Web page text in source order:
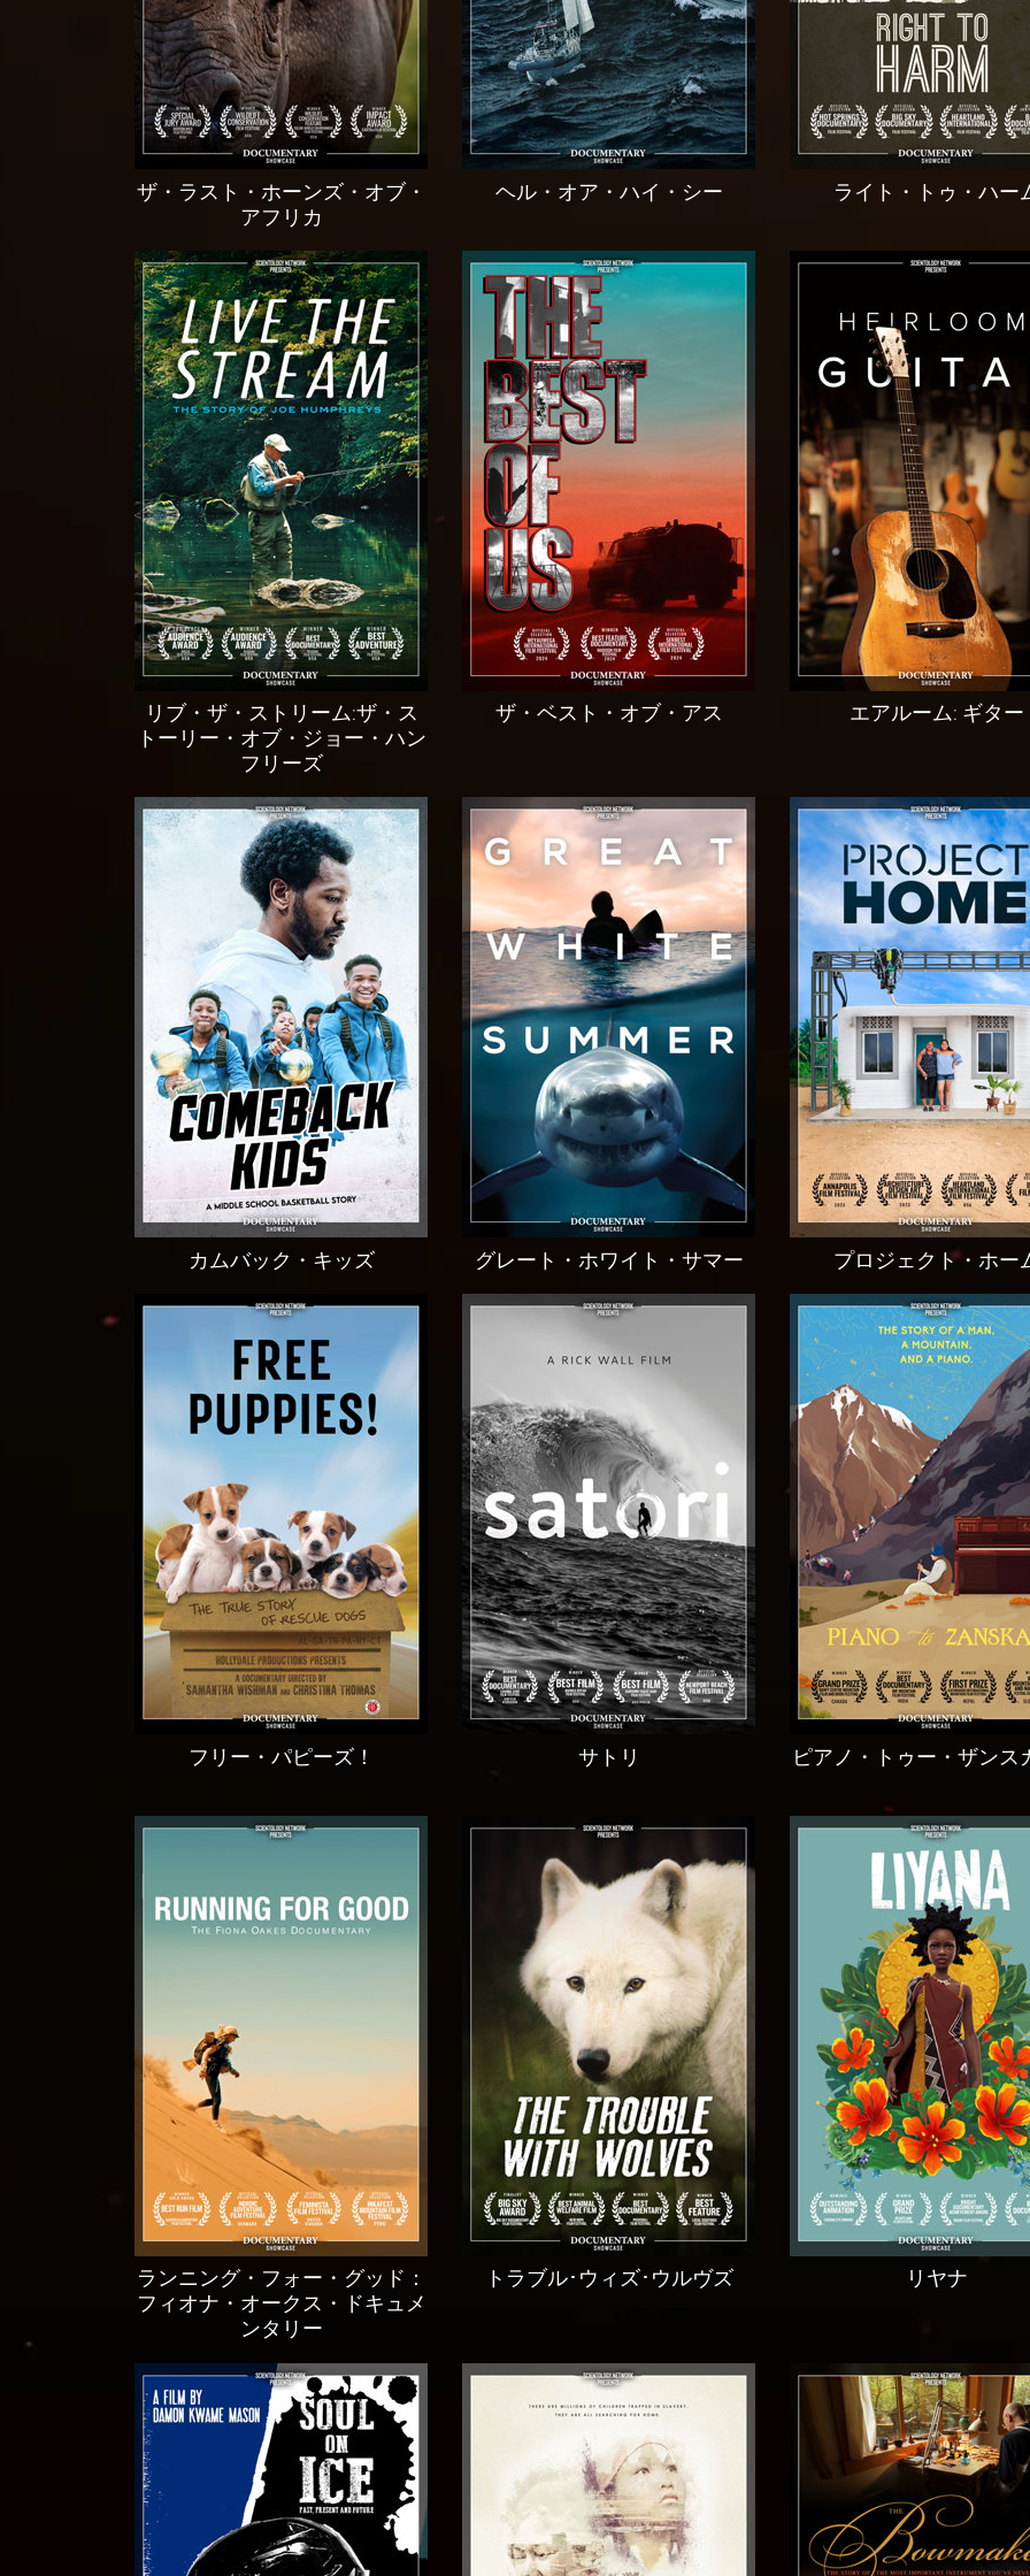
ザ・ラスト・ホーンズ・オブ・
アフリカ
ヘル・オア・ハイ・シー ライト・トゥ・ハー
リブ・ザ・ストリーム:ザ・ス
トーリー・オブ・ジョー・ハン
フリーズ
ザ・ベスト・オブ・アス エアルーム: ギター
カムバック・キッズ グレート・ホワイト・サマー プロジェクト・ホー
フリー・パピーズ！ サトリ ピアノ・トゥー・ザンス
ランニング・フォー・グッド：
フィオナ・オークス・ドキュメ
ンタリー
トラブル･ウィズ･ウルヴズ リヤナ